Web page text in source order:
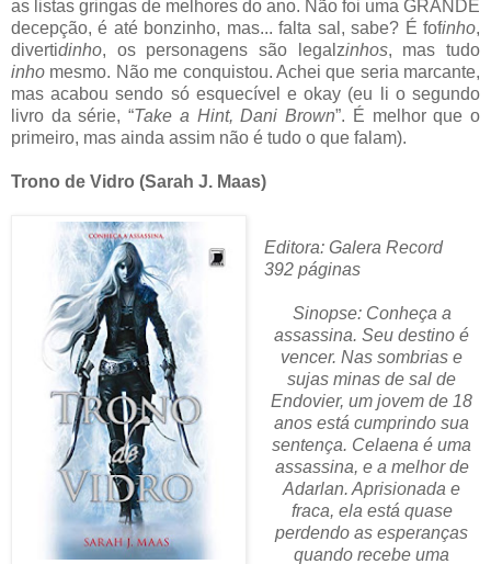
as listas gringas de melhores do ano. Não foi uma GRANDE
decepção, é até bonzinho, mas... falta sal, sabe? É fofinho,
divertidinho, os personagens são legalzinhos, mas tudo
inho mesmo. Não me conquistou. Achei que seria marcante,
mas acabou sendo só esquecível e okay (eu li o segundo
livro da série, “Take a Hint, Dani Brown”. É melhor que o
primeiro, mas ainda assim não é tudo o que falam).
Trono de Vidro (Sarah J. Maas)
Editora: Galera Record
392 páginas
Sinopse: Conheça a
assassina. Seu destino é
vencer. Nas sombrias e
sujas minas de sal de
Endovier, um jovem de 18
anos está cumprindo sua
sentença. Celaena é uma
assassina, e a melhor de
Adarlan. Aprisionada e
fraca, ela está quase
perdendo as esperanças
quando recebe uma